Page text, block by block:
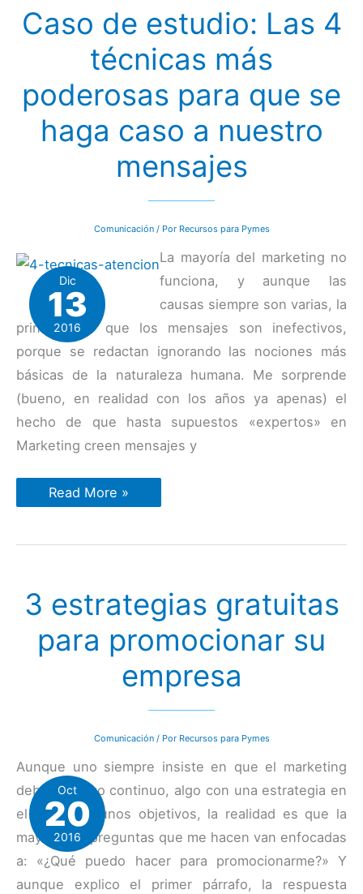
efectividad
de
un
anuncio
simplemente
el
orden
las
palabras
Caso de estudio: Las 4
técnicas más
poderosas para que se
haga caso a nuestro
mensajes
Comunicación/ Por Recursos para Pymes
Dic
13
2016
La mayoría del marketing no
funciona, y aunque las
causas siempre son varias, la
principal es que los mensajes son inefectivos,
porque se redactan ignorando las nociones más
básicas de la naturaleza humana. Me sorprende
(bueno, en realidad con los años ya apenas) el
hecho de que hasta supuestos «expertos» en
Marketing creen mensajes y
Caso
de
4
para
que
se
haga
caso
Read More »
3 estrategias gratuitas
para promocionar su
empresa
Comunicación/ Por Recursos para Pymes
Oct
20
2016
Aunque uno siempre insiste en que el marketing
debe ser algo continuo, algo con una estrategia en
el tiempo y unos objetivos, la realidad es que la
mayoría de preguntas que me hacen van enfocadas
a: «¿Qué puedo hacer para promocionarme?» Y
aunque explico el primer párrafo, la respuesta